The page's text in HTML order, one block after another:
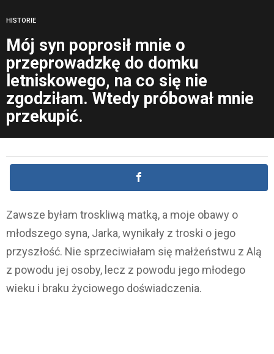
HISTORIE
Mój syn poprosił mnie o
przeprowadzkę do domku
letniskowego, na co się nie
zgodziłam. Wtedy próbował mnie
przekupić.
Zawsze byłam troskliwą matką, a moje obawy o
młodszego syna, Jarka, wynikały z troski o jego
przyszłość. Nie sprzeciwiałam się małżeństwu z Alą
z powodu jej osoby, lecz z powodu jego młodego
wieku i braku życiowego doświadczenia.